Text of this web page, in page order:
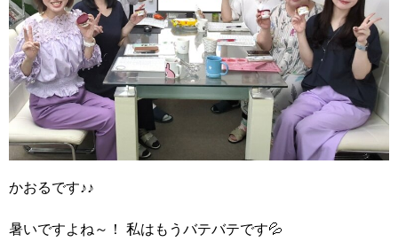
かおるです♪♪
暑いですよね～！ 私はもうバテバテです💦